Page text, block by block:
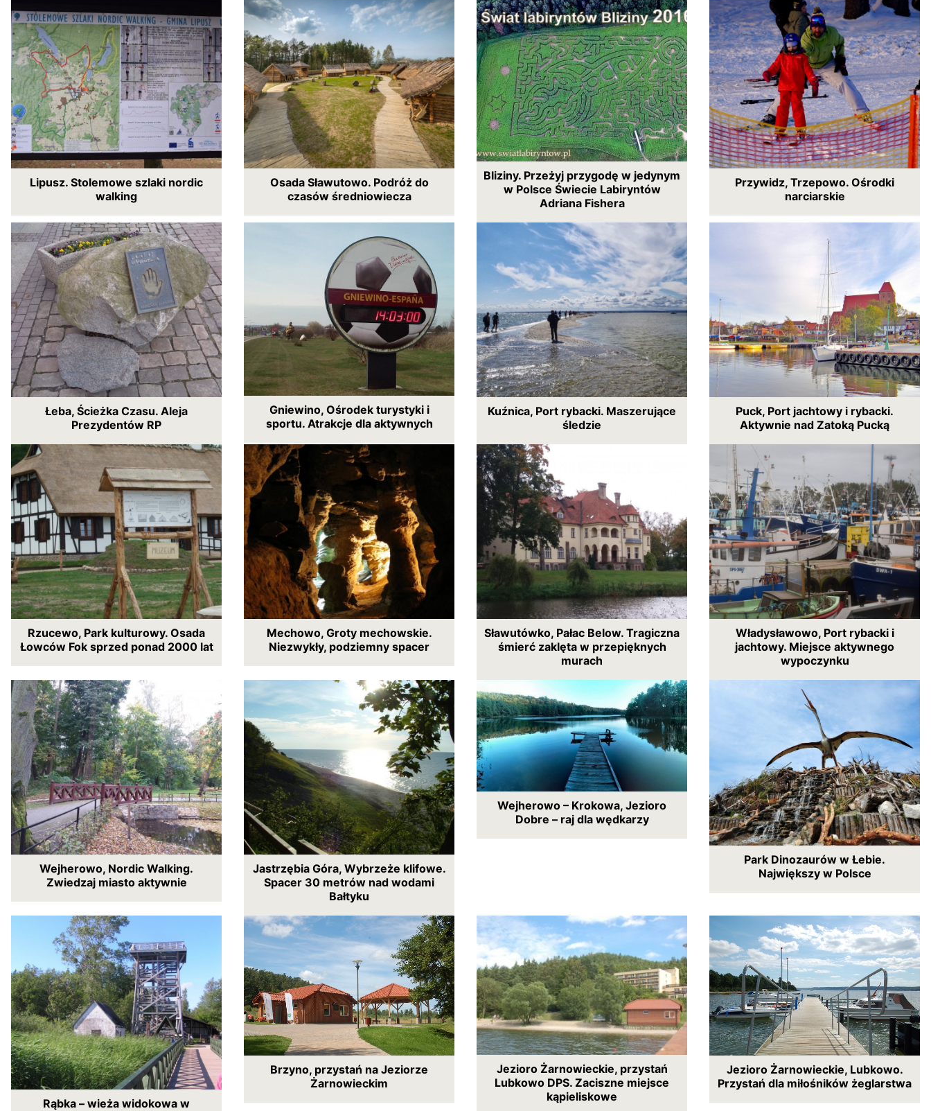
Lipusz. Stolemowe szlaki nordic
walking
Osada Sławutowo. Podróż do
czasów średniowiecza
Bliziny. Przeżyj przygodę w jedynym
w Polsce Świecie Labiryntów
Adriana Fishera
Przywidz, Trzepowo. Ośrodki
narciarskie
Łeba, Ścieżka Czasu. Aleja
Prezydentów RP
Gniewino, Ośrodek turystyki i
sportu. Atrakcje dla aktywnych
Kuźnica, Port rybacki. Maszerujące
śledzie
Puck, Port jachtowy i rybacki.
Aktywnie nad Zatoką Pucką
Rzucewo, Park kulturowy. Osada
Łowców Fok sprzed ponad 2000 lat
Mechowo, Groty mechowskie.
Niezwykły, podziemny spacer
Sławutówko, Pałac Below. Tragiczna
śmierć zaklęta w przepięknych
murach
Władysławowo, Port rybacki i
jachtowy. Miejsce aktywnego
wypoczynku
Wejherowo, Nordic Walking.
Zwiedzaj miasto aktywnie
Jastrzębia Góra, Wybrzeże klifowe.
Spacer 30 metrów nad wodami
Bałtyku
Wejherowo – Krokowa, Jezioro
Dobre – raj dla wędkarzy
Park Dinozaurów w Łebie.
Największy w Polsce
Rąbka – wieża widokowa w
Brzyno, przystań na Jeziorze
Żarnowieckim
Jezioro Żarnowieckie, przystań
Lubkowo DPS. Zaciszne miejsce
kąpieliskowe
Jezioro Żarnowieckie, Lubkowo.
Przystań dla miłośników żeglarstwa